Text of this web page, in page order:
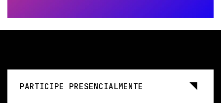
PARTICIPE PRESENCIALMENTE